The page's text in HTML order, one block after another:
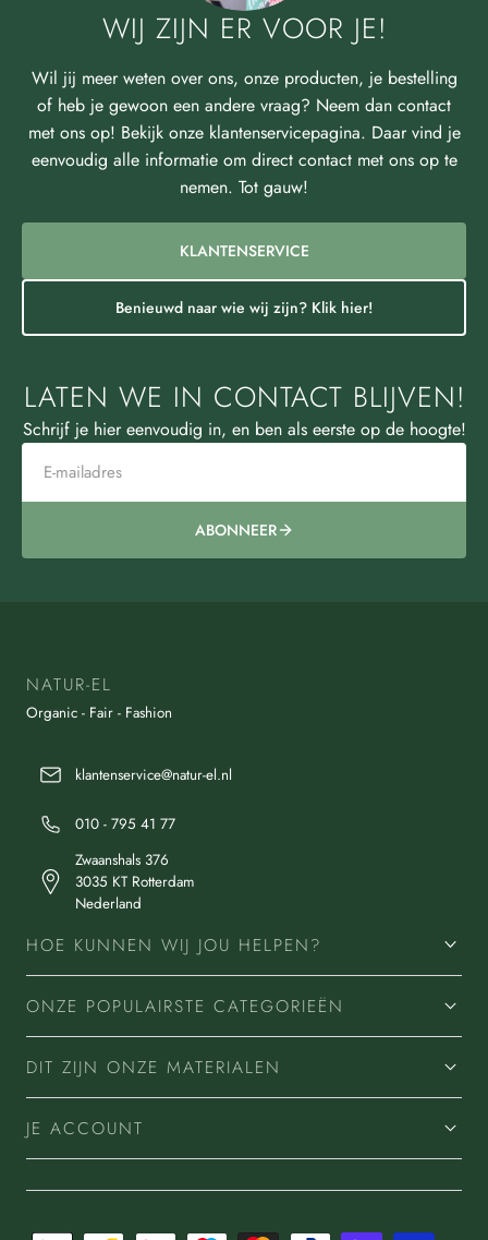
WIJ ZIJN ER VOOR JE!
Wil jij meer weten over ons, onze producten, je bestelling
of heb je gewoon een andere vraag? Neem dan contact
met ons op! Bekijk onze klantenservicepagina. Daar vind je
eenvoudig alle informatie om direct contact met ons op te
nemen. Tot gauw!
KLANTENSERVICE
Benieuwd naar wie wij zijn? Klik hier!
LATEN WE IN CONTACT BLIJVEN!
Schrijf je hier eenvoudig in, en ben als eerste op de hoogte!
ABONNEER
NATUR-EL
Organic - Fair - Fashion
klantenservice@natur-el.nl
010 - 795 41 77
Zwaanshals 376
3035 KT Rotterdam
Nederland
HOE KUNNEN WIJ JOU HELPEN?
ONZE POPULAIRSTE CATEGORIEËN
DIT ZIJN ONZE MATERIALEN
JE ACCOUNT
Betaalmethoden